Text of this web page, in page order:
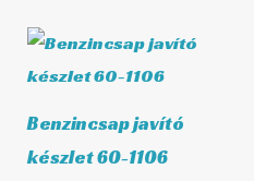
Benzincsap javító
készlet 60-1106